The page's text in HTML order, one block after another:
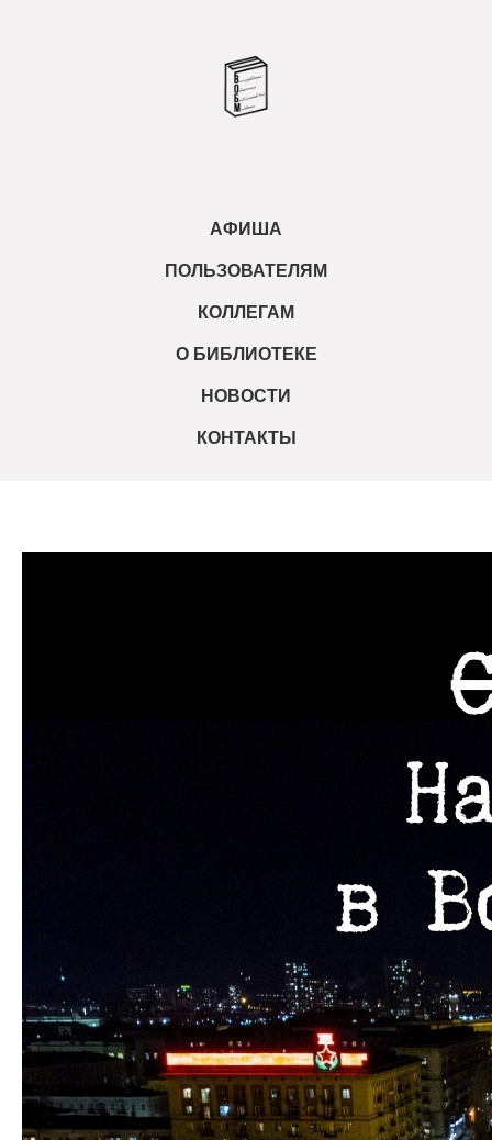
АФИША
ПОЛЬЗОВАТЕЛЯМ
КОЛЛЕГАМ
О БИБЛИОТЕКЕ
НОВОСТИ
КОНТАКТЫ